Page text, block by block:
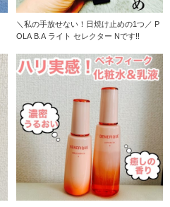
＼私の手放せない！日焼け止めの1つ／ P
OLA B.A ライト セレクター Nです!!